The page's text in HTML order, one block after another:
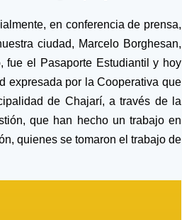
en conferencia de prensa,
ciudad, Marcelo Borghesan,
fue el Pasaporte Estudiantil y hoy
expresada por la Cooperativa que
de Chajarí, a través de la
que han hecho un trabajo en
quienes se tomaron el trabajo de